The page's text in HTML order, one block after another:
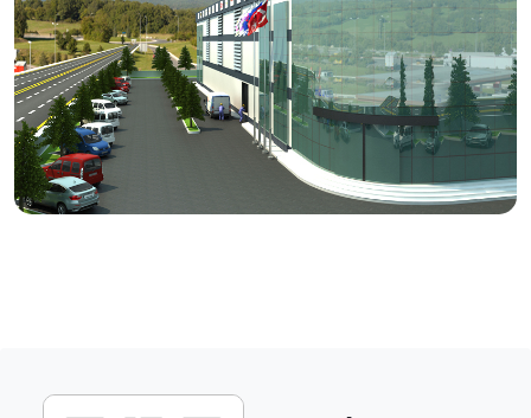
Vizyonumuz
Halı bakımında, doğru ürün ve doğru yöntem ile kaliteli
bakım ve temizlik hizmetinin yayılması.
Üretici firmanın itibarını ve halının markasını koruyan
anlayışı kazanmış servislerin desteklenmesi.
Ülke çapında aynı anlayış ve sistem ile yürüyen,